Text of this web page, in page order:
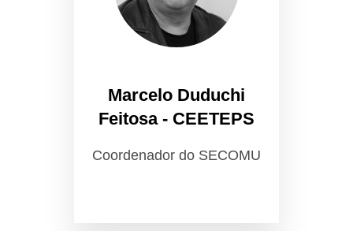
Marcelo Duduchi
Feitosa - CEETEPS
Coordenador do SECOMU